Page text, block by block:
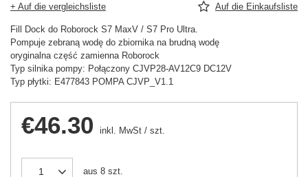
+ Auf die vergleichsliste Auf die Einkaufsliste
Fill Dock do Roborock S7 MaxV / S7 Pro Ultra.
Pompuje zebraną wodę do zbiornika na brudną wodę
oryginalna część zamienna Roborock
Typ silnika pompy: Połączony CJVP28-AV12C9 DC12V
Typ płytki: E477843 POMPA CJVP_V1.1
€46.30 inkl. MwSt / szt.
aus 8 szt.